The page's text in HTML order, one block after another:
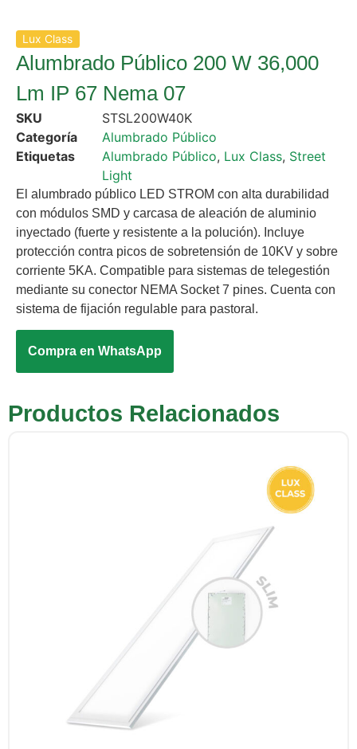
Lux Class
Alumbrado Público 200 W 36,000
Lm IP 67 Nema 07
SKU
STSL200W40K
Categoría
Alumbrado Público
Etiquetas
Alumbrado Público, Lux Class, Street
Light
El alumbrado público LED STROM con alta durabilidad
con módulos SMD y carcasa de aleación de aluminio
inyectado (fuerte y resistente a la polución). Incluye
protección contra picos de sobretensión de 10KV y sobre
corriente 5KA. Compatible para sistemas de telegestión
mediante su conector NEMA Socket 7 pines. Cuenta con
sistema de fijación regulable para pastoral.
Compra en WhatsApp
Productos Relacionados